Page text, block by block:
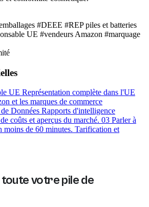
#DEEE #REP piles et batteries
UE #vendeurs Amazon #marquage
UE Représentation complète dans l'UE
et les marques de commerce
Données Rapports d'intelligence
coûts et aperçus du marché. 03 Parler à
moins de 60 minutes. Tarification et
votre pile de